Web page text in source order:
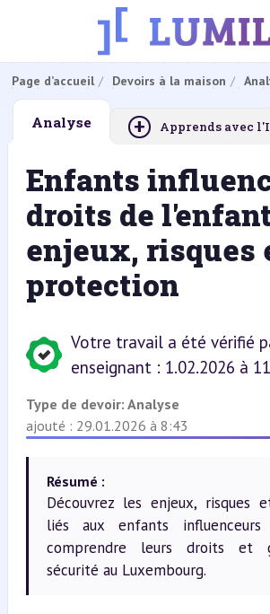
Page d’accueil Devoirs à la maison
Analyse + Apprends avec
Enfants
droits de
enjeux, risques
protection
Votre travail a été vérifié
enseignant : 1.02.2026 à
Type de devoir: Analyse
ajouté : 29.01.2026 à 8:43
Résumé :
Découvrez les enjeux, risques
liés aux enfants
comprendre leurs droits et
sécurité au Luxembourg.